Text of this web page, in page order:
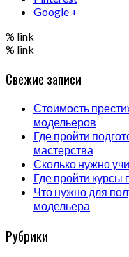
Google +
% link
% link
Свежие записи
Стоимость
модельеров
Где пройти
мастерства
Сколько нужно
Где пройти курсы
Что нужно для
модельера
Рубрики